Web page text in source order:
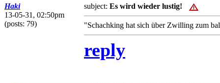
Haki
13-05-31, 02:50pm
(posts: 79)
subject: Es wird wieder lustig!
"Schachking hat sich über Zwilling zum
reply